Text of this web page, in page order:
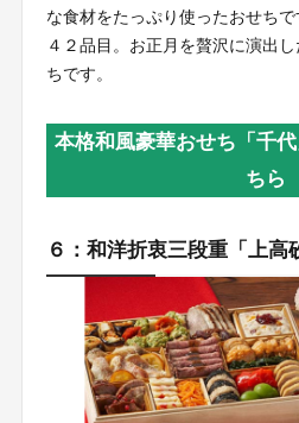
な食材をたっぷり使ったおせちで
４２品目。お正月を贅沢に演出
ちです。
本格和風豪華おせち「千
ちら
６：和洋折衷三段重「上高